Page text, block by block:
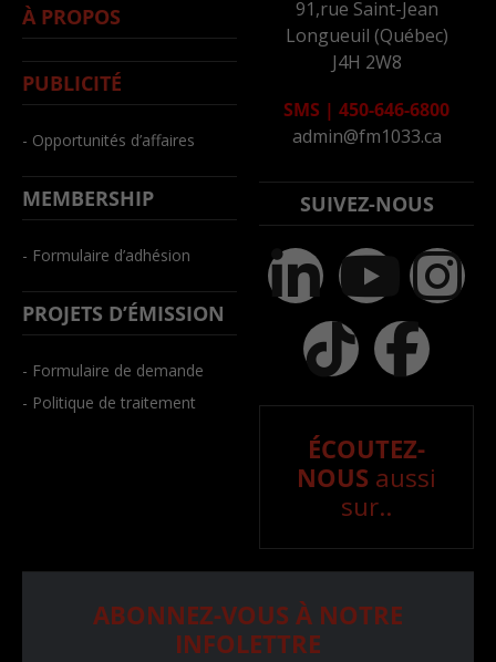
À PROPOS
PUBLICITÉ
- Opportunités d’affaires
MEMBERSHIP
- Formulaire d’adhésion
PROJETS D’ÉMISSION
- Formulaire de demande
- Politique de traitement
91,rue Saint-Jean
Longueuil (Québec)
J4H 2W8
SMS | 450-646-6800
admin@fm1033.ca
SUIVEZ-NOUS
ÉCOUTEZ-
NOUS aussi
sur..
ABONNEZ-VOUS À NOTRE
INFOLETTRE